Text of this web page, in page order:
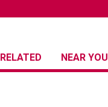
RELATED NEAR YOU